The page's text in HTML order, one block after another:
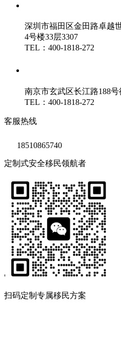
深圳市福田区金田路卓越
4号楼33层3307
TEL：400-1818-272
南京市玄武区长江路188
TEL：400-1818-272
客服热线
18510865740
定制式安全移民领航者
'
扫码定制专属移民方案